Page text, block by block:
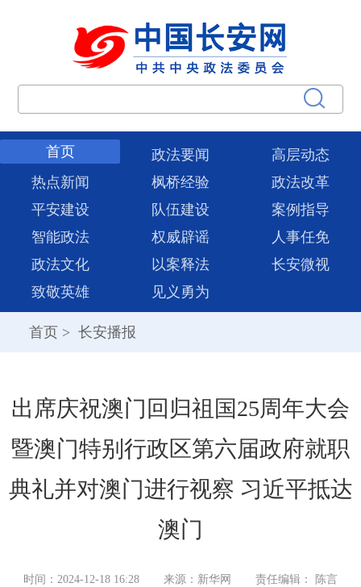
首页 政法要闻
高层动态
热点新闻
枫桥经验
政法改革
平安建设
队伍建设
案例指导
智能政法
权威辟谣
人事任免
政法文化
以案释法
长安微视
致敬英雄
见义勇为
首页 > 长安播报
出席庆祝澳门回归祖国25周年大会
暨澳门特别行政区第六届政府就职
典礼并对澳门进行视察 习近平抵达
澳门
时间：2024-12-18 16:28 来源：新华网 责任编辑： 陈言